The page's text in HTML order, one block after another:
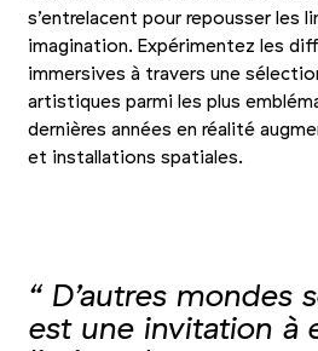
s’entrelacent pour repousser les
imagination. Expérimentez les
immersives à travers une
artistiques parmi les plus
dernières années en réalité
et installations spatiales.
“ D’autres mondes
est une invitation à